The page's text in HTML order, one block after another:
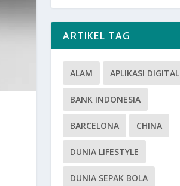
ARTIKEL TAG
ALAM APLIKASI DIGITAL
BANK INDONESIA
BARCELONA CHINA
DUNIA LIFESTYLE
DUNIA SEPAK BOLA